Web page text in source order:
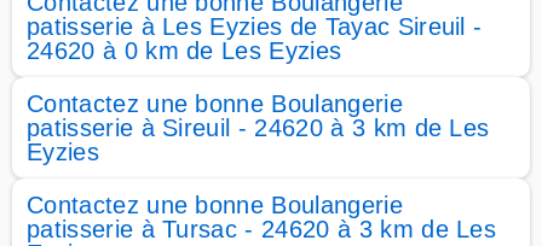
patisserie à Les Eyzies de Tayac Sireuil -
24620 à 0 km de Les Eyzies
Contactez une bonne Boulangerie
patisserie à Sireuil - 24620 à 3 km de Les
Eyzies
Contactez une bonne Boulangerie
patisserie à Tursac - 24620 à 3 km de Les